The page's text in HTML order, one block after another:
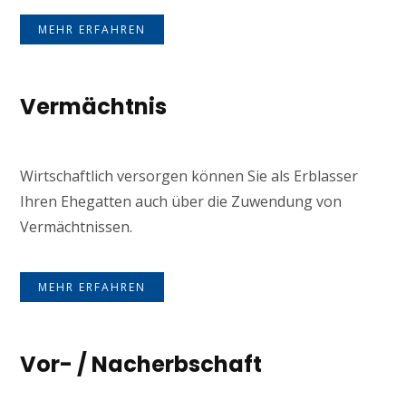
MEHR ERFAHREN
Vermächtnis
Wirtschaftlich versorgen können Sie als Erblasser
Ihren Ehegatten auch über die Zuwendung von
Vermächtnissen.
MEHR ERFAHREN
Vor- / Nacherbschaft